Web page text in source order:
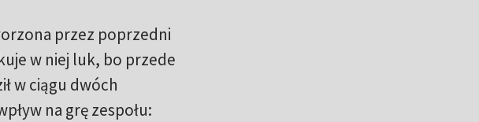
przez poprzedni
w niej luk, bo przede
w ciągu dwóch
na grę zespołu: